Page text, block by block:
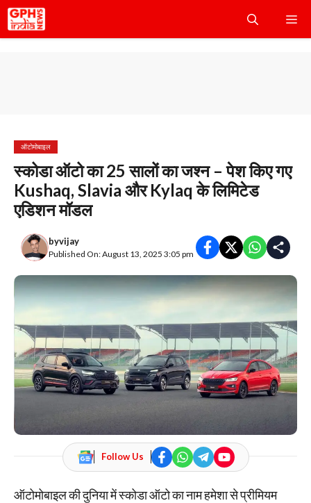
Skip
to
ऑटोमोबाइल
स्कोडा ऑटो का 25 सालों का जश्न – पेश किए गए
Kushaq, Slavia और Kylaq के लिमिटेड
एडिशन मॉडल
byvijay
Published On: August 13, 2025 3:05 pm
Follow Us
ऑटोमोबाइल की दुनिया में स्कोडा ऑटो का नाम हमेशा से प्रीमियम